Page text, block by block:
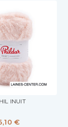
INUIT
€